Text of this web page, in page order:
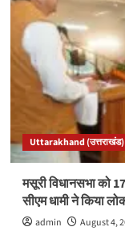
Uttarakhand (उत्तराखंड)
मसूरी विधानसभा को
सीएम धामी ने किया
admin August 4,